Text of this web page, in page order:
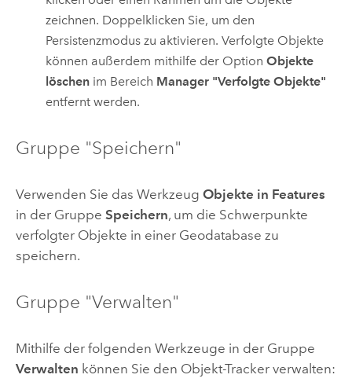
zeichnen. Doppelklicken Sie, um den
Persistenzmodus zu aktivieren. Verfolgte Objekte
können außerdem mithilfe der OptionObjekte
löschen im Bereich Manager "Verfolgte Objekte"
entfernt werden.
Gruppe "Speichern"
Verwenden Sie das Werkzeug Objekte in Features
in der Gruppe Speichern, um die Schwerpunkte
verfolgter Objekte in einer Geodatabase zu
speichern.
Gruppe "Verwalten"
Mithilfe der folgenden Werkzeuge in der Gruppe
Verwalten können Sie den Objekt-Tracker verwalten: